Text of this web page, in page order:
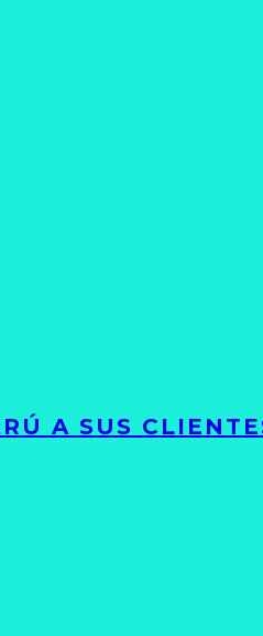
A SUS